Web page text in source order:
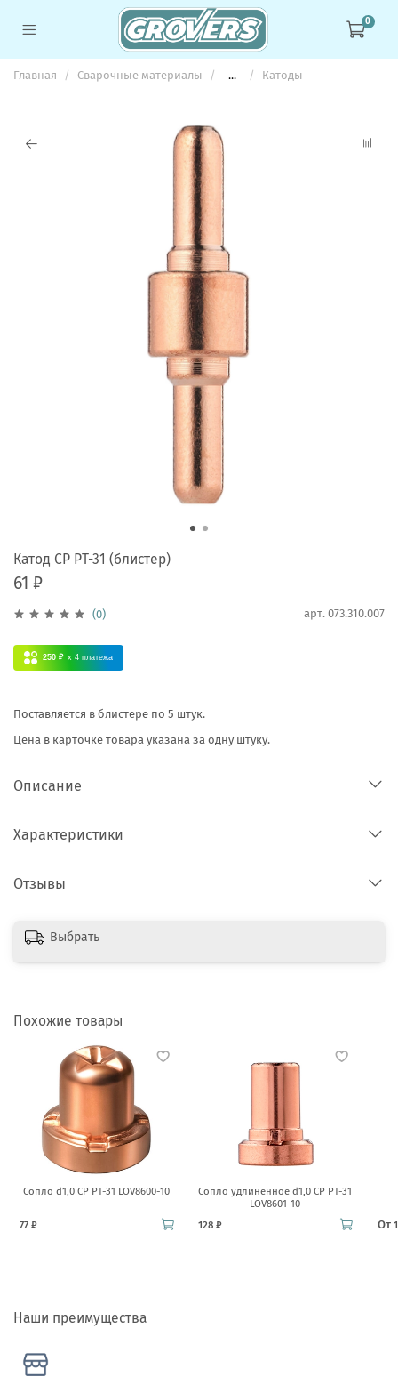
0
Главная Сварочные материалы ... Катоды
(0) арт. 073.310.007
Катод CP PT-31 (блистер)
61 ₽
250 ₽ x 4 платежа
Поставляется в блистере по 5 штук.
Цена в карточке товара указана за одну штуку.
Описание
Характеристики
Отзывы
Выбрать
Похожие товары
Сопло d1,0 CP PT-31 LOV8600-10
77 ₽
Сопло удлиненное d1,0 CP PT-31
LOV8601-10
128 ₽
От
Наши преимущества